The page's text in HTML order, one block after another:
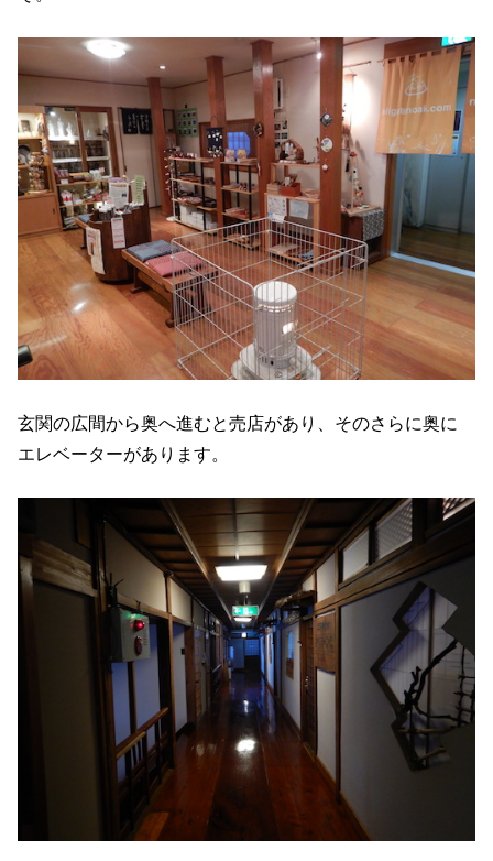
玄関の広間から奥へ進むと売店があり、そのさらに奥に
エレベーターがあります。